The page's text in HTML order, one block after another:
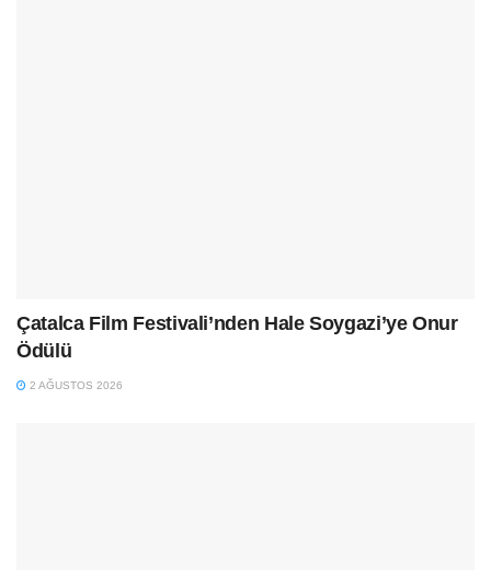
Çatalca Film Festivali’nden Hale Soygazi’ye Onur
Ödülü
2 AĞUSTOS 2026